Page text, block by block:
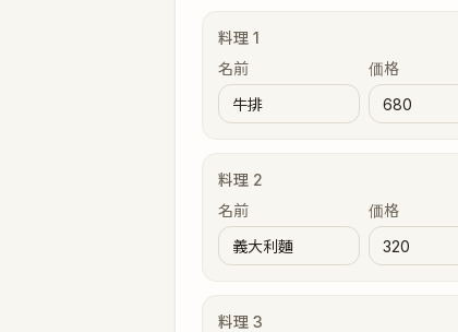
料理 1
名前
価格
料理 2
名前
価格
料理 3